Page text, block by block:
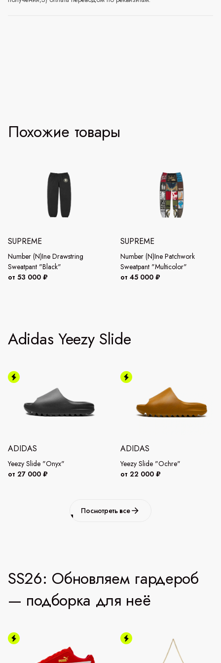
Похожие товары
SUPREME
Number (N)Ine Drawstring
Sweatpant "Black"
от 53 000 ₽
SUPREME
Number (N)Ine Patchwork
Sweatpant "Multicolor"
от 45 000 ₽
Adidas Yeezy Slide
ADIDAS
Yeezy Slide "Onyx"
от 27 000 ₽
ADIDAS
Yeezy Slide "Ochre"
от 22 000 ₽
Посмотреть все
SS26: Обновляем гардероб
— подборка для неё